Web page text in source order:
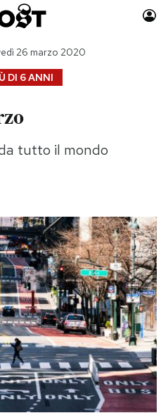
Auto
Consumismi
Media
Europa
Altrecose
Mondiali calcio 2026
DI 6 ANNI
26 marzo 2020
tutto il mondo